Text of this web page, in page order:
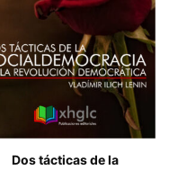
elegir
en
la
página
de
Dos tácticas de la